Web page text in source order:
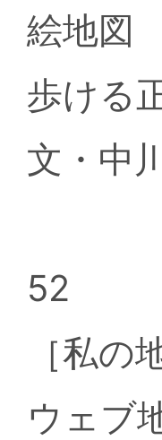
絵地図
歩ける
文・中
52
［私
ウェブ